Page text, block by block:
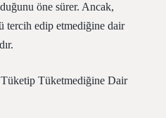
öne sürer. Ancak,
tercih edip etmediğine dair
Tüketmediğine Dair